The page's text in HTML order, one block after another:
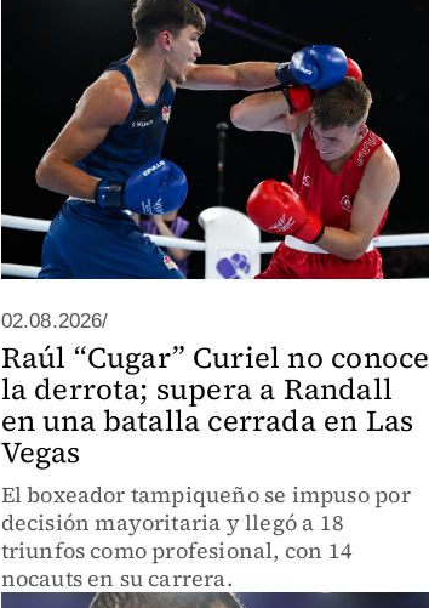
02.08.2026/
Raúl “Cugar” Curiel no conoce
la derrota; supera a Randall
en una batalla cerrada en Las
Vegas
El boxeador tampiqueño se impuso por
decisión mayoritaria y llegó a 18
triunfos como profesional, con 14
nocauts en su carrera.